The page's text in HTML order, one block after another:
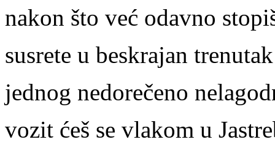
nakon što već odavno
susrete u beskrajan trenutak
jednog nedorečeno
vozit ćeš se vlakom u